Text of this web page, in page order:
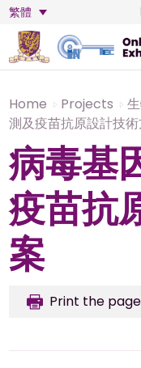
繁體
Home Projects
測及疫苗抗原設計技
病毒基
疫苗抗
案
Print the page